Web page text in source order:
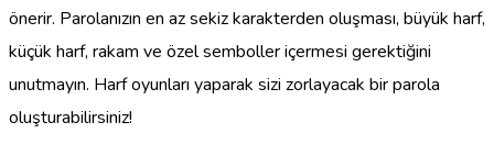
önerir. Parolanızın en az sekiz karakterden oluşması, büyük harf,
küçük harf, rakam ve özel semboller içermesi gerektiğini
unutmayın. Harf oyunları yaparak sizi zorlayacak bir parola
oluşturabilirsiniz!